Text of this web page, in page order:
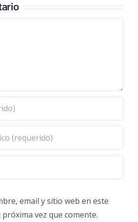
email y sitio web en este
vez que comente.